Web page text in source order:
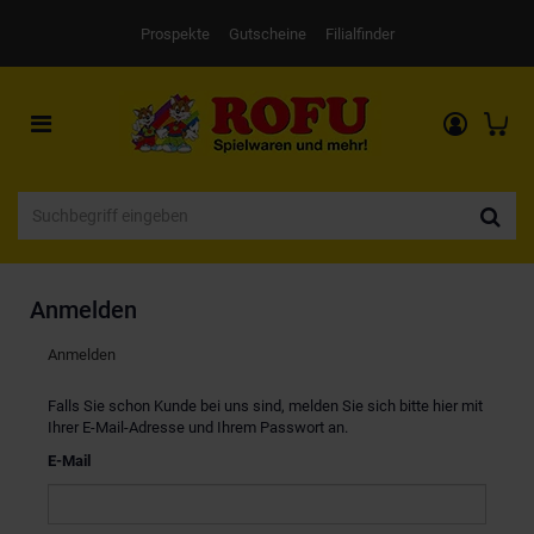
Prospekte Gutscheine Filialfinder
Toggle
navigation
Anmelden
Anmelden
Falls Sie schon Kunde bei uns sind, melden Sie sich bitte hier mit
Ihrer E-Mail-Adresse und Ihrem Passwort an.
E-Mail